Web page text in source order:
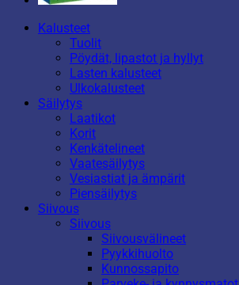
Kalusteet
Tuolit
Pöydät, lipastot ja hyllyt
Lasten kalusteet
Ulkokalusteet
Säilytys
Laatikot
Korit
Kenkätelineet
Vaatesäilytys
Vesiastiat ja ämpärit
Piensäilytys
Siivous
Siivous
Siivousvälineet
Pyykkihuolto
Kunnossapito